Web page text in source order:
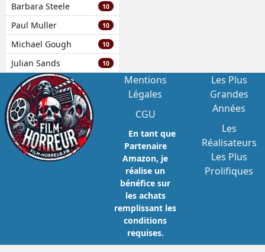
Barbara Steele 10
Paul Muller 10
Michael Gough 10
Julian Sands 10
Mentions
Légales
CGU
En tant que
Partenaire
Amazon, je
réalise un
bénéfice sur
les achats
remplissant les
conditions
requises.
Les Plus
Grandes
Années
Les
Réalisateurs
Les Plus
Prolifiques